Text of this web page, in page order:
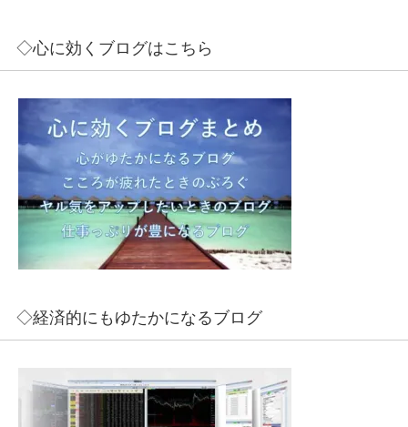
◇心に効くブログはこちら
◇経済的にもゆたかになるブログ